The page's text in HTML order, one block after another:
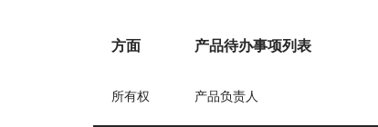
方面 产品待办事项列表
所有权 产品负责人